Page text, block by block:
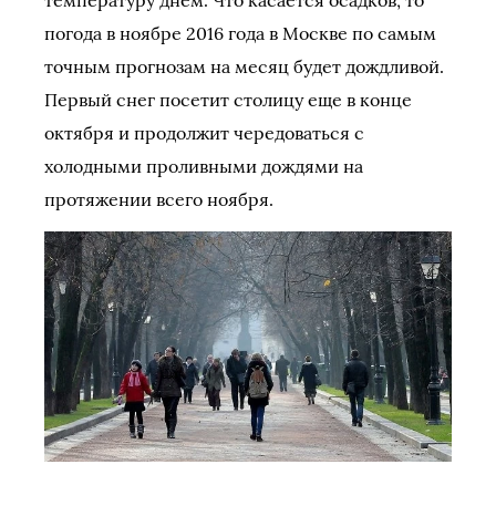
погода в ноябре 2016 года в Москве по самым
точным прогнозам на месяц будет дождливой.
Первый снег посетит столицу еще в конце
октября и продолжит чередоваться с
холодными проливными дождями на
протяжении всего ноября.